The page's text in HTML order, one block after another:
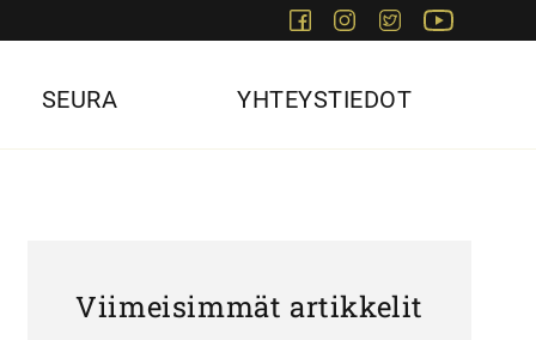
FacebookInstagram
Twitter
SEURA YHTEYSTIEDOT
Viimeisimmät artikkelit